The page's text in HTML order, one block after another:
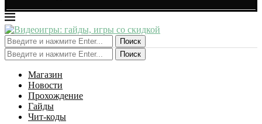
Поиск
Поиск
Магазин
Новости
Прохождение
Гайды
Чит-коды